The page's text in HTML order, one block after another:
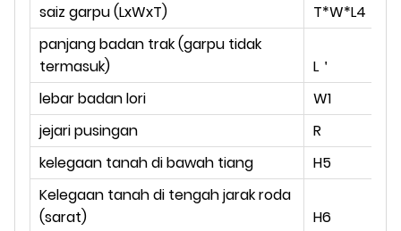
saiz garpu (LxWxT) T*W*L4
panjang badan trak (garpu tidak
termasuk)
L＇
lebar badan lori W1
jejari pusingan
R
kelegaan tanah di bawah tiang
H5
Kelegaan tanah di tengah jarak roda
(sarat)
H6